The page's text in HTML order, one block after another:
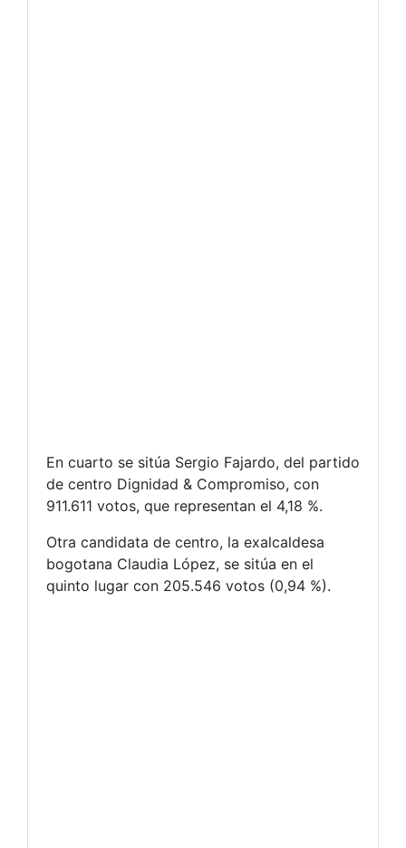
En cuarto se sitúa Sergio Fajardo, del partido
de centro Dignidad & Compromiso, con
911.611 votos, que representan el 4,18 %.
Otra candidata de centro, la exalcaldesa
bogotana Claudia López, se sitúa en el
quinto lugar con 205.546 votos (0,94 %).